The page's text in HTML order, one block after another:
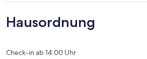
7
Täler.
Pfaffroda
Außergewöhnlich,
(48
Hausordnung
Check-in ab 14:00 Uhr